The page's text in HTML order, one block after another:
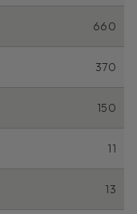
660
370
150
11
13